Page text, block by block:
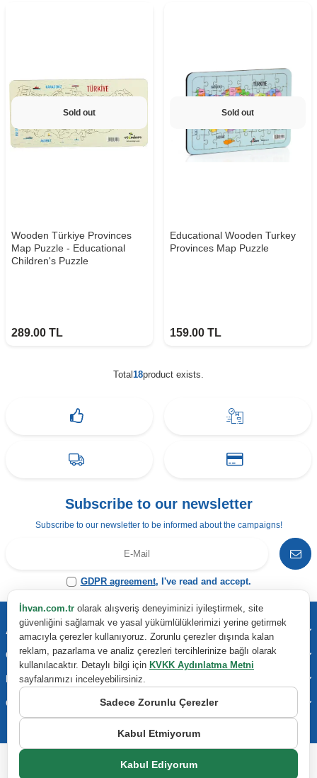
Sold out
Wooden Türkiye Provinces
Map Puzzle - Educational
Children's Puzzle
289.00 TL
Sold out
Educational Wooden Turkey
Provinces Map Puzzle
159.00 TL
Total18product exists.
Subscribe to our newsletter
Subscribe to our newsletter to be informed about the campaigns!
GDPR agreement, I've read and accept.
Address & Contact
Categories
Important Information
Quick Access
İhvan.com.tr olarak alışveriş deneyiminizi iyileştirmek, site
güvenliğini sağlamak ve yasal yükümlülüklerimizi yerine getirmek
amacıyla çerezler kullanıyoruz. Zorunlu çerezler dışında kalan
reklam, pazarlama ve analiz çerezleri tercihlerinize bağlı olarak
kullanılacaktır. Detaylı bilgi için KVKK Aydınlatma Metni
sayfalarımızı inceleyebilirsiniz.
Sadece Zorunlu Çerezler
Kabul Etmiyorum
Kabul Ediyorum